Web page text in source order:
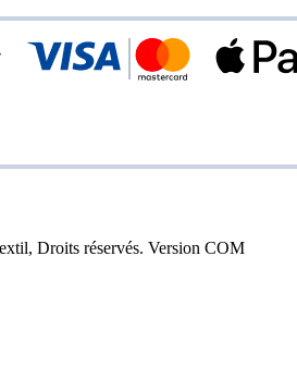
Droits réservés. Version COM